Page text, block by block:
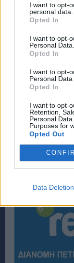
I want to opt-
personal data.
Opted In
I want to opt-
Personal Data.
Opted In
I want to opt-
Personal Data
Opted In
I want to opt-
Retention,
Personal
Purposes for
Opted Out
Data Deletion